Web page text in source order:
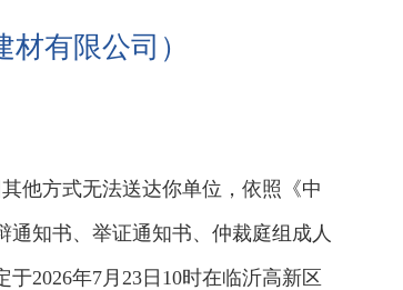
有限公司）
他方式无法送达你单位，依照《中
知书、举证通知书、仲裁庭组成人
2026年7月23日10时在临沂高新区